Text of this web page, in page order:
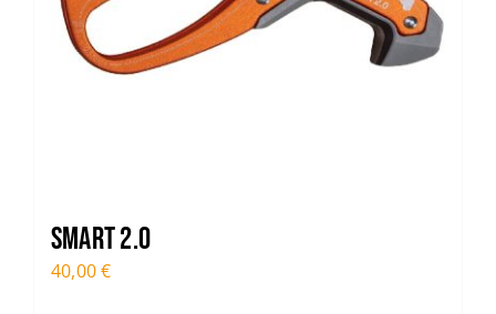
Smart 2.0
40,00€